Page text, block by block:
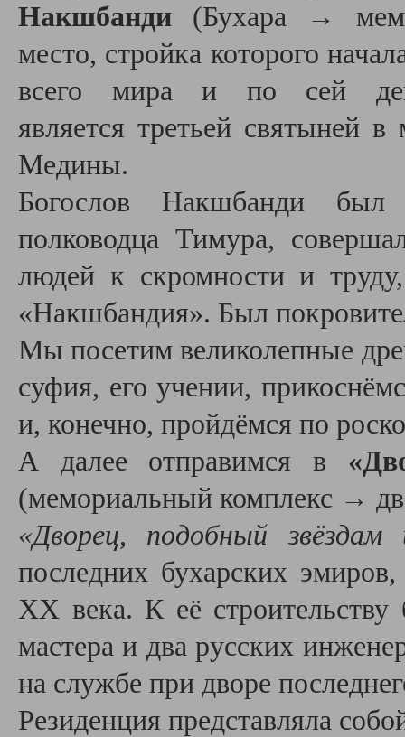
Накшбанди (Бухара →
место, стройка которого
всего мира и по сей
является третьей святыней
Медины.
Богослов Накшбанди был
полководца Тимура,
людей к скромности и
«Накшбандия». Был
Мы посетим великолепные
суфия, его учении,
и, конечно, пройдёмся по
А далее отправимся в
(мемориальный комплекс →
«Дворец, подобный звёздам
последних бухарских
XX века. К её
мастера и два русских
на службе при дворе
Резиденция представляла